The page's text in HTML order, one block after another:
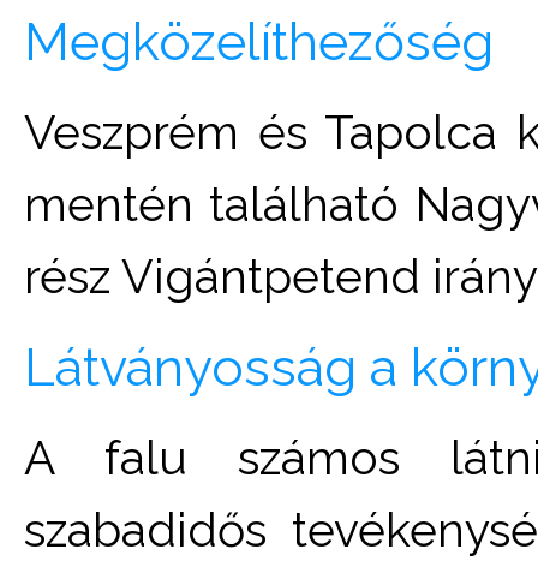
Megközelíthezőség
Veszprém és Tapolca
mentén található
rész Vigántpetend
Látványosság a
A falu számos
szabadidős